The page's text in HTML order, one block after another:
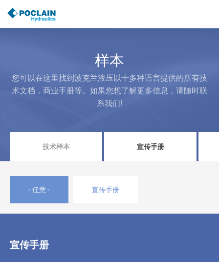
转
主
样本
您可以在这里找到波克兰液压以十多种语言提供的所有技
术文档，商业手册等。如果您想了解更多信息，请随时联
系我们!
技术样本 宣传手册
- 任意 - 宣传手册
宣传手册